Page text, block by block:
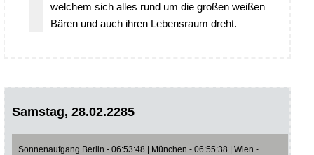
welchem sich alles rund um die großen weißen
Bären und auch ihren Lebensraum dreht.
Samstag, 28.02.2285
Sonnenaufgang Berlin - 06:53:48 | München - 06:55:38 | Wien -